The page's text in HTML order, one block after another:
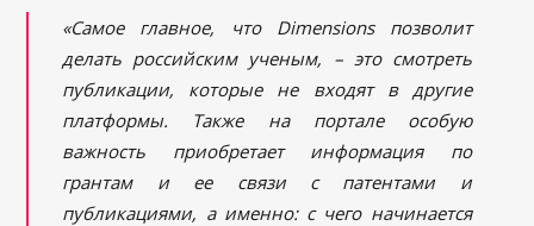
«Самое главное, что Dimensions позволит
делать российским ученым, – это смотреть
публикации, которые не входят в другие
платформы. Также на портале особую
важность приобретает информация по
грантам и ее связи с патентами и
публикациями, а именно: с чего начинается